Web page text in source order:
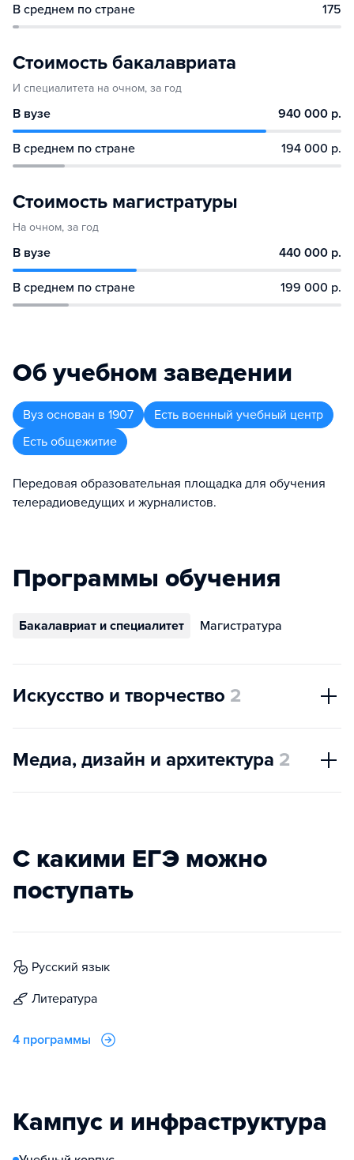
В среднем по стране 175
Стоимость бакалавриата
И специалитета на очном, за год
В вузе 940 000 р.
В среднем по стране 194 000 р.
Стоимость магистратуры
На очном, за год
В вузе 440 000 р.
В среднем по стране 199 000 р.
Об учебном заведении
Вуз основан в 1907
Есть военный учебный центр
Есть общежитие
Передовая образовательная площадка для обучения
телерадиоведущих и журналистов.
Программы обучения
Бакалавриат и специалитет Магистратура
Искусство и творчество 2
Медиа, дизайн и архитектура 2
С какими ЕГЭ можно
поступать
русский язык
литература
4 программы
Кампус и инфраструктура